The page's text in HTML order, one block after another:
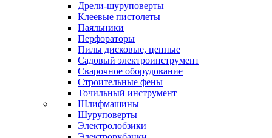
Дрели-шуруповерты
Клеевые пистолеты
Паяльники
Перфораторы
Пилы дисковые, цепные
Садовый электроинструмент
Сварочное оборудование
Строительные фены
Точильный инструмент
Шлифмашины
Шуруповерты
Электролобзики